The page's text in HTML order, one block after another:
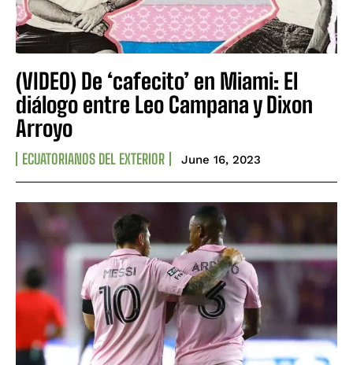
(VIDEO) De ‘cafecito’ en Miami: El
diálogo entre Leo Campana y Dixon
Arroyo
ECUATORIANOS DEL EXTERIOR June 16, 2023